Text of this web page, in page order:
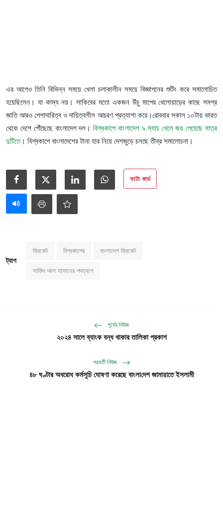
সিলেট বিভাগ
রংপুর বিভাগ
আইনি পরামর্শের
চাকরি
এর আগেও তিনি বিভিন্ন সময়ে খেলা চলাকালীন সময়ে বিজ্ঞাপনের শুটিং করে সমালোচিত
হয়েছিলেন। যা কাম্য নয়। সাকিবের মতো একজন উঁচু মাপের খেলোয়াড়ের কাছে সমগ্র
জাতি আরও পেশাদারিত্ব ও দায়িত্বশীল আচরণ প্রত্যাশা করে।রোববার সকাল ১০টায় ভারত
থেকে দেশে পৌঁছেছে বাংলাদেশ দল। বিশ্বকাপে বাংলাদেশ ৯ ম্যাচ খেলে জয় পেয়েছে মাত্র
দুটিতে। বিশ্বকাপে বাংলাদেশের টানা হার নিয়ে দেশজুড়ে চলছে তীব্র সমালোচনা।
ফটো কার্ড
ট্যাগ
ক্রিকেট বিশ্বকাপের বাংলাদেশ ক্রিকেট
সাকিব আল হাসানের পদত্যাগ
পূর্বের নিউজ
২০২৪ সালে ব্যাংক বন্ধ থাকার তালিকা প্রকাশ
পরবর্তী নিউজ
৪৮ ঘণ্টার অবরোধ কর্মসূচি ঘোষণা করেছে বাংলা‌দেশ জামায়াতে ইসলামী